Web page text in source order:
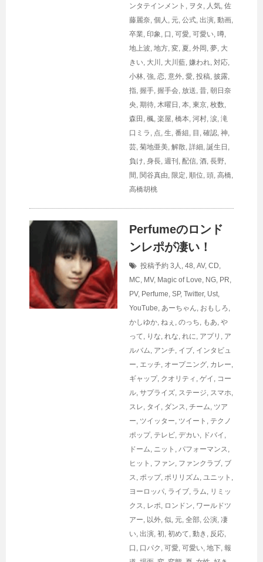
ンタテインメント , ヲタ , 人気, 佐
藤麗奈, 個人 , 元, 公式, 出演, 動画,
卒業, 印象, 口 , 可愛, 可愛い, 噂,
地上波, 地方, 変, 夏, 外岡 , 夢, 大
きい, 大川 , 大川藍, 嫌われ, 対応,
小林, 強, 恋, 意外, 愛, 投稿, 披露,
指, 握手, 握手会, 放送, 昔, 朝日奈
央, 期待, 木曜日 , 本, 東京, 枚数,
森田 , 楓, 楽屋, 橋本, 河村, 涙, 滝
口ミラ , 点, 生, 番組 , 目 , 確認, 神,
芸, 菊地亜美, 解散, 詳細, 誕生日 ,
負け, 身長, 週刊 , 配信, 酒, 長野,
間 , 関谷真由, 限定, 順位, 頭, 高橋,
高橋胡桃
Perfumeのロンド
ンレポが凄い！
投稿予約 3人 , 48, AV, CD,
MC, MV, Magic of Love, NG, PR,
PV, Perfume, SP, Twitter, Ust,
YouTube, あーちゃん, おもしろ,
かしゆか, ねぇ , のっち, もあ, や
って, りな, れな, れに, アプリ , ア
ルバム, アンチ, イブ, インタビュ
ー, エッチ, オープニング, カレー,
ギャップ, クオリティ , ゲイ , コー
ル, サプライズ, ステージ, スマホ,
スレ, タイ , ダンス, チーム, ツア
ー, ツイッター, ツイート , テクノ
ポップ, テレビ, デカい, ドバイ ,
ドーム, ニット , パフォーマンス,
ヒット , ファン, ファンクラブ, ブ
ス, ポップ, ポリリズム, ユニット ,
ヨーロッパ, ライブ, ラム, リミッ
クス, レポ, ロンドン, ワールドツ
アー, 以外, 似, 元, 全部, 公演, 凄
い, 出演, 初, 初めて, 動き , 反応,
口 , 口パク , 可愛, 可愛い, 地下, 報